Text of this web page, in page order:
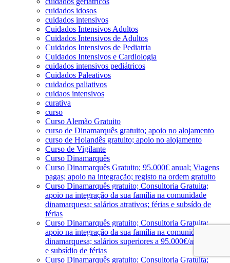
cuidados idosos
cuidados intensivos
Cuidados Intensivos Adultos
Cuidados Intensivos de Adultos
Cuidados Intensivos de Pediatria
Cuidados Intensivos e Cardiologia
cuidados intensivos pediátricos
Cuidados Paleativos
cuidados paliativos
cuidaos intensivos
curativa
curso
Curso Alemão Gratuito
curso de Dinamarquês gratuito; apoio no alojamento
curso de Holandês gratuito; apoio no alojamento
Curso de Vigilante
Curso Dinamarquês
Curso Dinamarquês Gratuito; 95.000€ anual; Viagens
pagas; apoio na integração; registo na ordem gratuito
Curso Dinamarquês gratuito; Consultoria Gratuita;
apoio na integração da sua família na comunidade
dinamarquesa; salários atrativos; férias e subsído de
férias
Curso Dinamarquês gratuito; Consultoria Gratuita;
apoio na integração da sua família na comunidade
dinamarquesa; salários superiores a 95.000€/ano; férias
e subsídio de férias
Curso Dinamarquês gratuito; Consultoria Gratuita;